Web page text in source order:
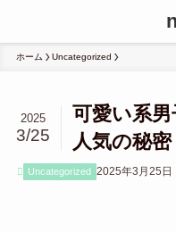
ホーム Uncategorized
可愛い系
人気の秘密
2025
3/25
Uncategorized 2025年3月25日